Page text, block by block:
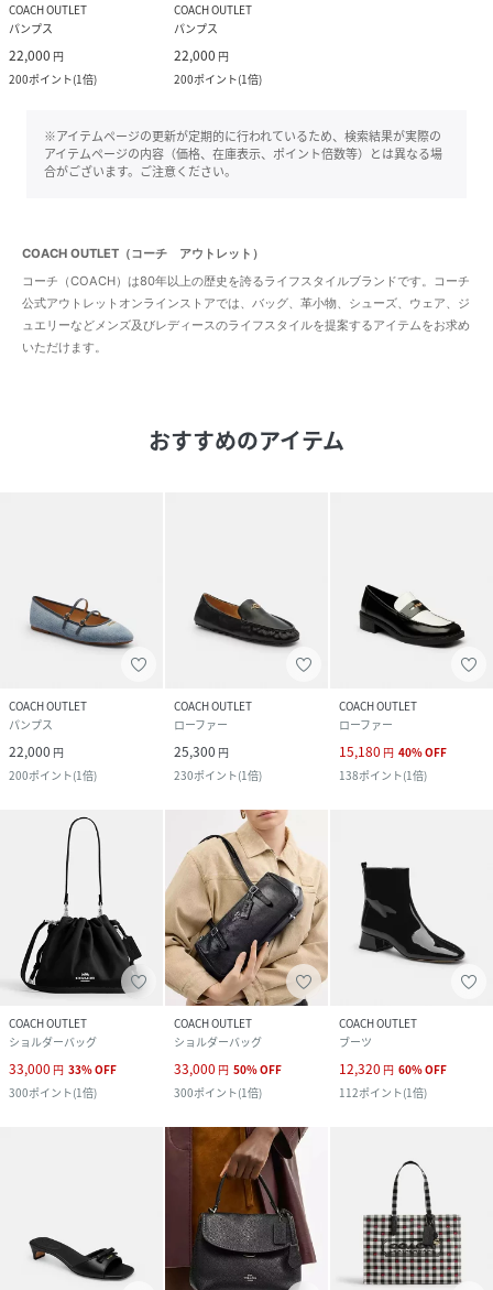
COACH OUTLET
パンプス
22,000 円
200ポイント(1倍)
COACH OUTLET
パンプス
22,000 円
200ポイント(1倍)
※アイテムページの更新が定期的に行われているため、検索結果が実際の
アイテムページの内容（価格、在庫表示、ポイント倍数等）とは異なる場
合がございます。ご注意ください。
COACH OUTLET（コーチ アウトレット）
コーチ（COACH）は80年以上の歴史を誇るライフスタイルブランドです。コーチ
公式アウトレットオンラインストアでは、バッグ、革小物、シューズ、ウェア、ジ
ュエリーなどメンズ及びレディースのライフスタイルを提案するアイテムをお求め
いただけます。
おすすめのアイテム
COACH OUTLET
パンプス
22,000 円
200ポイント(1倍)
COACH OUTLET
ローファー
25,300 円
230ポイント(1倍)
COACH OUTLET
ローファー
15,180 円 40%OFF
138ポイント(1倍)
COACH OUTLET
ショルダーバッグ
33,000 円 33%OFF
300ポイント(1倍)
COACH OUTLET
ショルダーバッグ
33,000 円 50%OFF
300ポイント(1倍)
COACH OUTLET
ブーツ
12,320 円 60%OFF
112ポイント(1倍)